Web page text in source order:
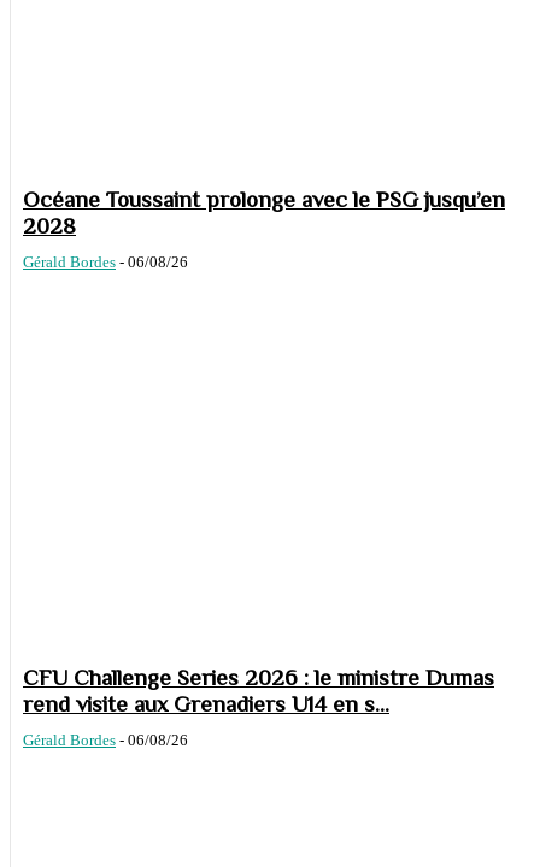
Océane Toussaint prolonge avec le PSG jusqu’en
2028
Gérald Bordes - 06/08/26
CFU Challenge Series 2026 : le ministre Dumas
rend visite aux Grenadiers U14 en s...
Gérald Bordes - 06/08/26